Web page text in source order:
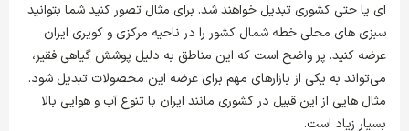
ای یا حتی کشوری تبدیل خواهند شد. برای مثال تصور کنید شما بتوانید
سبزی های محلی خطه شمال کشور را در ناحیه مرکزی و کویری ایران
عرضه کنید. پر واضح است که این مناطق به دلیل پوشش گیاهی فقیر،
می‌تواند به یکی از بازارهای مهم برای عرضه این محصولات تبدیل شود.
مثال هایی از این قبیل در کشوری مانند ایران با تنوع آب و هوایی بالا
بسیار زیاد است.